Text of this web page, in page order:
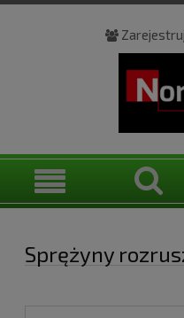
Sprężyny